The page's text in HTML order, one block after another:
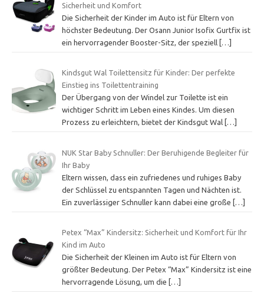
Sicherheit und Komfort
Die Sicherheit der Kinder im Auto ist für Eltern von
höchster Bedeutung. Der Osann Junior Isofix Gurtfix ist
ein hervorragender Booster-Sitz, der speziell […]
Kindsgut Wal Toilettensitz für Kinder: Der perfekte
Einstieg ins Toilettentraining
Der Übergang von der Windel zur Toilette ist ein
wichtiger Schritt im Leben eines Kindes. Um diesen
Prozess zu erleichtern, bietet der Kindsgut Wal […]
NUK Star Baby Schnuller: Der Beruhigende Begleiter für
Ihr Baby
Eltern wissen, dass ein zufriedenes und ruhiges Baby
der Schlüssel zu entspannten Tagen und Nächten ist.
Ein zuverlässiger Schnuller kann dabei eine große
[…]
Petex “Max” Kindersitz: Sicherheit und Komfort für Ihr
Kind im Auto
Die Sicherheit der Kleinen im Auto ist für Eltern von
größter Bedeutung. Der Petex “Max” Kindersitz ist eine
hervorragende Lösung, um die
[…]